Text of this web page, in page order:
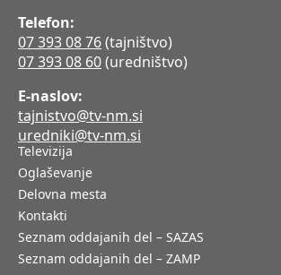
Telefon:
07 393 08 76(tajništvo)
07 393 08 60(uredništvo)
E-naslov:
tajnistvo@tv-nm.si
uredniki@tv-nm.si
Televizija
Oglaševanje
Delovna mesta
Kontakti
Seznam oddajanih del – SAZAS
Seznam oddajanih del – ZAMP